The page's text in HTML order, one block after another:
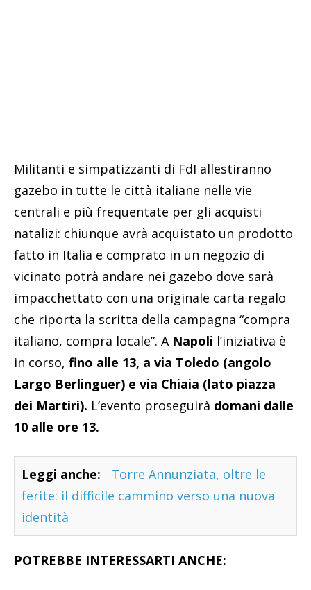
Militanti e simpatizzanti di FdI allestiranno
gazebo in tutte le città italiane nelle vie
centrali e più frequentate per gli acquisti
natalizi: chiunque avrà acquistato un prodotto
fatto in Italia e comprato in un negozio di
vicinato potrà andare nei gazebo dove sarà
impacchettato con una originale carta regalo
che riporta la scritta della campagna “compra
italiano, compra locale”. A Napoli l’iniziativa è
in corso, fino alle 13, a via Toledo (angolo
Largo Berlinguer) e via Chiaia (lato piazza
dei Martiri). L’evento proseguirà domani dalle
10 alle ore 13.
Leggi anche:
Torre Annunziata, oltre le
ferite: il difficile cammino verso una nuova
identità
POTREBBE INTERESSARTI ANCHE: